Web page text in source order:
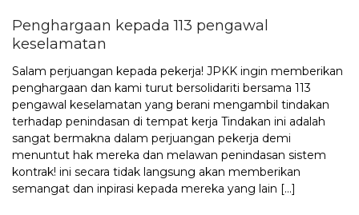
Penghargaan kepada 113 pengawal
keselamatan
Salam perjuangan kepada pekerja! JPKK ingin memberikan
penghargaan dan kami turut bersolidariti bersama 113
pengawal keselamatan yang berani mengambil tindakan
terhadap penindasan di tempat kerja Tindakan ini adalah
sangat bermakna dalam perjuangan pekerja demi
menuntut hak mereka dan melawan penindasan sistem
kontrak! ini secara tidak langsung akan memberikan
semangat dan inpirasi kepada mereka yang lain […]